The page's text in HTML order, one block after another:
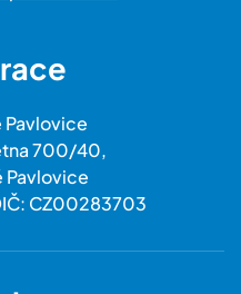
Pavlovice
700/40,
Pavlovice
CZ00283703